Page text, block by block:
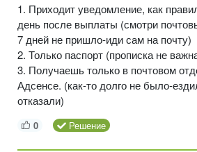
1. Приходит уведомление, как
день после выплаты (смотри
7 дней не пришло-иди сам на почту)
2. Только паспорт (прописка не
3. Получаешь только в почтовом
Адсенсе. (как-то долго не было-
отказали)
0 Решение